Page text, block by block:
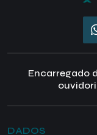
Encarregado
DADOS